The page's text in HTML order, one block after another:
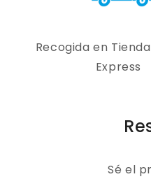
Recogida en
Express
Sé el